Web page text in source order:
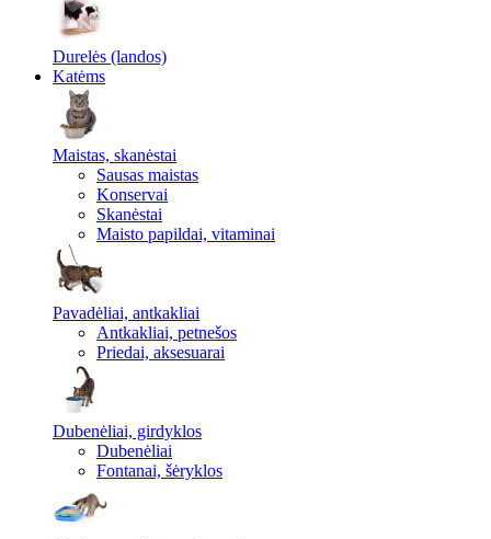
Durelės (landos)
Katėms
Maistas, skanėstai
Sausas maistas
Konservai
Skanėstai
Maisto papildai, vitaminai
Pavadėliai, antkakliai
Antkakliai, petnešos
Priedai, aksesuarai
Dubenėliai, girdyklos
Dubenėliai
Fontanai, šėryklos